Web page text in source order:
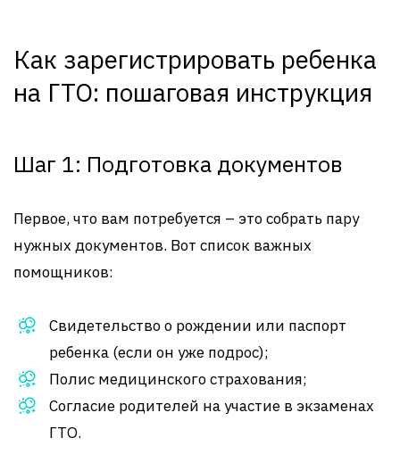
Как зарегистрировать ребенка
на ГТО: пошаговая инструкция
Шаг 1: Подготовка документов
Первое, что вам потребуется – это собрать пару
нужных документов. Вот список важных
помощников:
Свидетельство о рождении или паспорт
ребенка (если он уже подрос);
Полис медицинского страхования;
Согласие родителей на участие в экзаменах
ГТО.